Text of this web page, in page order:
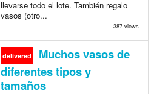
llevarse todo el lote. También regalo
vasos (otro...
387 views
delivered
Muchos vasos de
diferentes tipos y
tamaños